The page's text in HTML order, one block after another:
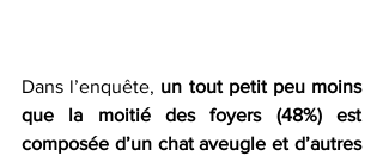
Dans l’enquête, un tout petit peu moins
que la moitié des foyers (48%) est
composée d’un chat aveugle et d’autres